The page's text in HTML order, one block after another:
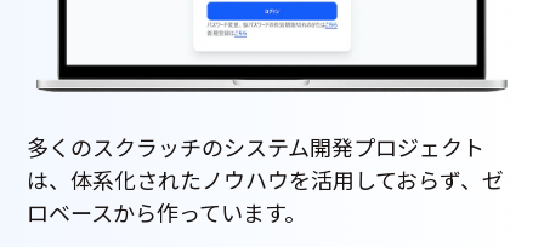
多くのスクラッチのシステム開発プロジェクト
は、体系化されたノウハウを活用しておらず、ゼ
ロベースから作っています。